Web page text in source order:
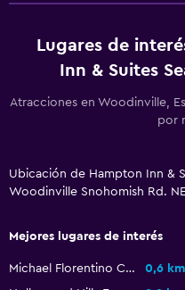
Aire libre
Terraza/patio
Lavandería
Plancha y tabla de planchar
Lugares de
Inn & Suites
Atracciones en Woodinville,
por
Ubicación de Hampton Inn &
Woodinville Snohomish Rd.
Mejores lugares de interés
Michael Florentino Cellars 0,6 km